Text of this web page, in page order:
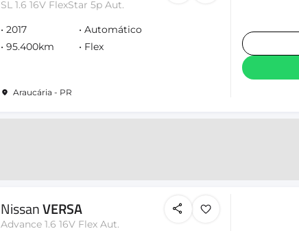
SL 1.6 16V FlexStar 5p Aut.
2017
Automático
95.400km
Flex
Araucária - PR
NissanVERSA
Advance 1.6 16V Flex Aut.